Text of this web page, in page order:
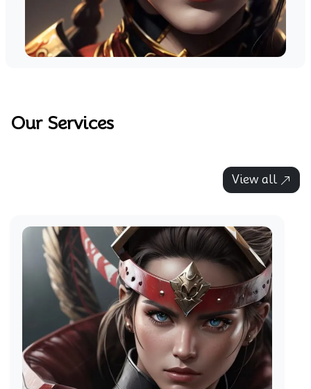
Our Services
View all